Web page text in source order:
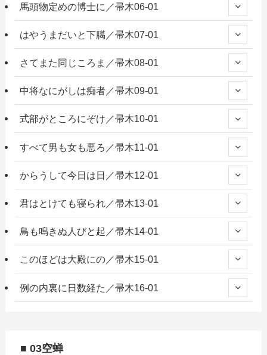
馬頭物定めの博士に／帚木06-01
はやうまだいと下臈／帚木07-01
さてまた同じころま／帚木08-01
中将なにがしは痴者／帚木09-01
式部がところにぞけ／帚木10-01
すべて男も女も悪ろ／帚木11-01
からうして今日は日／帚木12-01
君はとけても寝られ／帚木13-01
鳥も鳴きぬ人びと起／帚木14-01
このほどは大殿にの／帚木15-01
例の内裏に日数経た／帚木16-01
■ 03空蝉